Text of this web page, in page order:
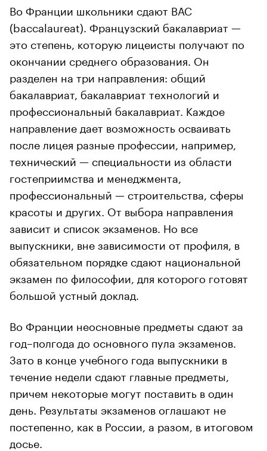
Во Франции школьники сдают BAC
(baccalaureat). Французский бакалавриат —
это степень, которую лицеисты получают по
окончании среднего образования. Он
разделен на три направления: общий
бакалавриат, бакалавриат технологий и
профессиональный бакалавриат. Каждое
направление дает возможность осваивать
после лицея разные профессии, например,
технический — специальности из области
гостеприимства и менеджмента,
профессиональный — строительства, сферы
красоты и других. От выбора направления
зависит и список экзаменов. Но все
выпускники, вне зависимости от профиля, в
обязательном порядке сдают национальной
экзамен по философии, для которого готовят
большой устный доклад.
Во Франции неосновные предметы сдают за
год–полгода до основного пула экзаменов.
Зато в конце учебного года выпускники в
течение недели сдают главные предметы,
причем некоторые могут поставить в один
день. Результаты экзаменов оглашают не
постепенно, как в России, а разом, в итоговом
досье.